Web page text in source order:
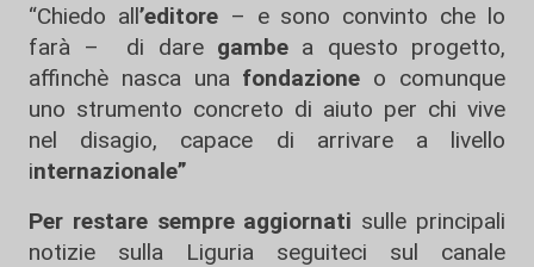
“Chiedo all’editore– e sono convinto che lo
farà – di dare gambea questo progetto,
affinchè nasca unafondazione o comunque
uno strumento concreto di aiuto per chi vive
nel disagio, capace di arrivare a livello
internazionale”
Per restare sempre aggiornati sulle principali
notizie sulla Liguria seguiteci sul canale